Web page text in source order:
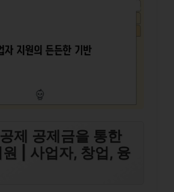
제 공제금을 통한
| 사업자, 창업, 융